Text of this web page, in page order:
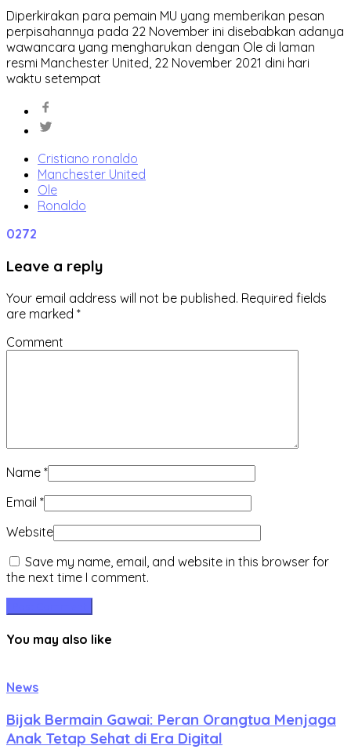
Diperkirakan para pemain MU yang memberikan pesan
perpisahannya pada 22 November ini disebabkan adanya
wawancara yang mengharukan dengan Ole di laman
resmi Manchester United, 22 November 2021 dini hari
waktu setempat
Cristiano ronaldo
Manchester United
Ole
Ronaldo
0272
Leave a reply
Your email address will not be published. Required fields
are marked *
Comment
Name *
Email *
Website
Save my name, email, and website in this browser for
the next time I comment.
You may also like
News
Bijak Bermain Gawai: Peran Orangtua Menjaga
Anak Tetap Sehat di Era Digital